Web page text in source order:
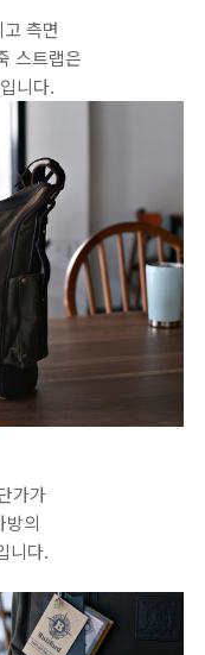
측면
스트랩은
니다.
가가
방의
니다.